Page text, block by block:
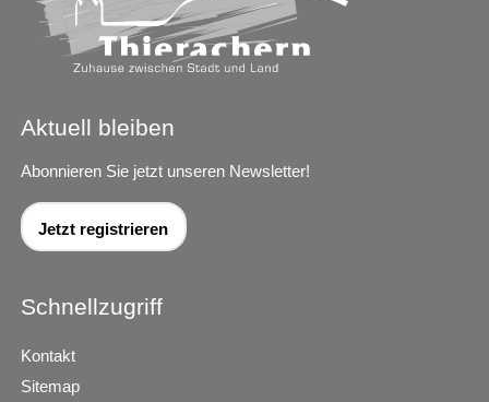
Aktuell bleiben
Abonnieren Sie jetzt unseren Newsletter!
Jetzt registrieren
Schnellzugriff
Kontakt
Sitemap